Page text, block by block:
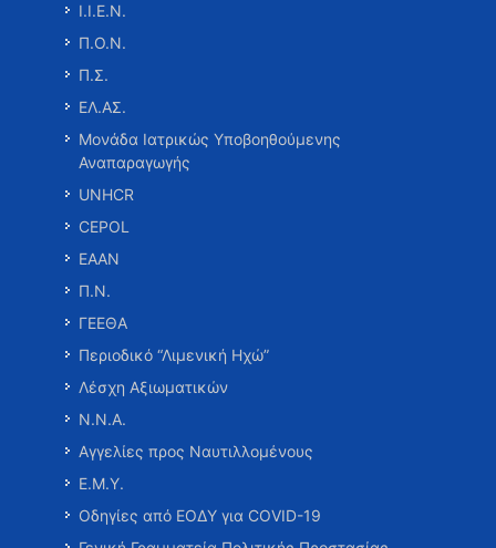
Ι.Ι.Ε.Ν.
Π.Ο.Ν.
Π.Σ.
ΕΛ.ΑΣ.
Μονάδα Ιατρικώς Υποβοηθούμενης
Αναπαραγωγής
UNHCR
CEPOL
ΕΑΑΝ
Π.Ν.
ΓΕΕΘΑ
Περιοδικό “Λιμενική Ηχώ”
Λέσχη Αξιωματικών
Ν.Ν.Α.
Αγγελίες προς Ναυτιλλομένους
Ε.Μ.Υ.
Οδηγίες από ΕΟΔΥ για COVID-19